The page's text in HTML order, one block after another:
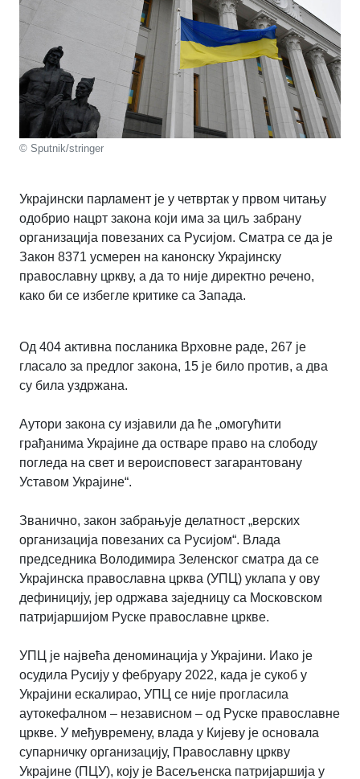
© Sputnik/stringer
Украјински парламент је у четвртак у првом читању
одобрио нацрт закона који има за циљ забрану
организација повезаних са Русијом. Сматра се да је
Закон 8371 усмерен на канонску Украјинску
православну цркву, а да то није директно речено,
како би се избегле критике са Запада.
Од 404 активна посланика Врховне раде, 267 је
гласало за предлог закона, 15 је било против, а два
су била уздржана.
Аутори закона су изјавили да ће „омогућити
грађанима Украјине да остваре право на слободу
погледа на свет и вероисповест загарантовану
Уставом Украјине“.
Званично, закон забрањује делатност „верских
организација повезаних са Русијом“. Влада
председника Володимира Зеленског сматра да се
Украјинска православна црква (УПЦ) уклапа у ову
дефиницију, јер одржава заједницу са Московском
патријаршијом Руске православне цркве.
УПЦ је највећа деноминација у Украјини. Иако је
осудила Русију у фебруару 2022, када је сукоб у
Украјини ескалирао, УПЦ се није прогласила
аутокефалном – независном – од Руске православне
цркве. У међувремену, влада у Кијеву је основала
супарничку организацију, Православну цркву
Украјине (ПЦУ), коју је Васељенска патријаршија у